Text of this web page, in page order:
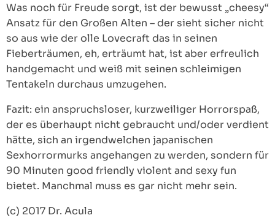
Was noch für Freude sorgt, ist der bewusst „cheesy“
Ansatz für den Großen Alten – der sieht sicher nicht
so aus wie der olle Lovecraft das in seinen
Fieberträumen, eh, erträumt hat, ist aber erfreulich
handgemacht und weiß mit seinen schleimigen
Tentakeln durchaus umzugehen.
Fazit: ein anspruchsloser, kurzweiliger Horrorspaß,
der es überhaupt nicht gebraucht und/oder verdient
hätte, sich an irgendwelchen japanischen
Sexhorrormurks angehangen zu werden, sondern für
90 Minuten good friendly violent and sexy fun
bietet. Manchmal muss es gar nicht mehr sein.
(c) 2017 Dr. Acula